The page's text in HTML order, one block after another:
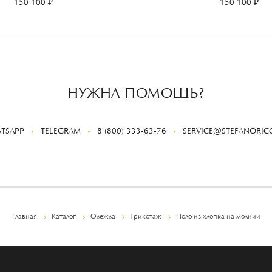
150 100 ₽
150 100 ₽
НУЖНА ПОМОЩЬ?
TELEGRAM 8 (800) 333-63-76
Главная Каталог Одежда Трикотаж Поло из хлопка на молнии